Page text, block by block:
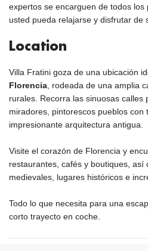
expertos se encarguen de todos
usted pueda relajarse y disfrutar de
Location
Villa Fratini goza de una ubicación
Florencia , rodeada de una amplia
rurales. Recorra las sinuosas calles
miradores, pintorescos pueblos con
impresionante arquitectura antigua.
Visite el corazón de Florencia y
restaurantes, cafés y boutiques, así
medievales, lugares históricos e
Todo lo que necesita para una
corto trayecto en coche.